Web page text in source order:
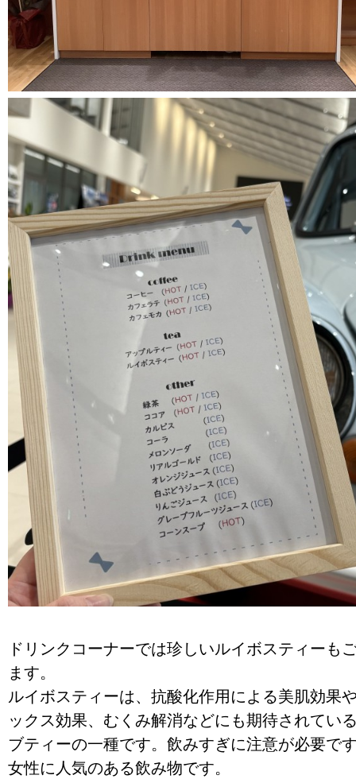
ドリンクコーナーでは珍しいルイボスティーも
ます。
ルイボスティーは、抗酸化作用による美肌効果
ックス効果、むくみ解消などにも期待されてい
ブティーの一種です。飲みすぎに注意が必要で
女性に人気のある飲み物です。